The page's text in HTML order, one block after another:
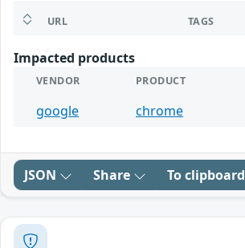
URL TAGS
Impacted products
VENDOR PRODUCT
google chrome
JSON Share To clipboard